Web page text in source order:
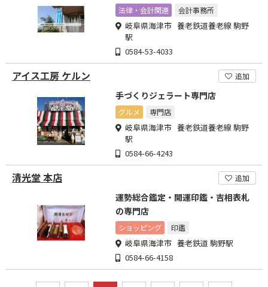
法律・会計関連 会計事務所
岐阜県海津市 養老鉄道養老線 駒野
駅
0584-53-4033
アイス工房 ケルン 追加
手づくりジェラート専門店
グルメ 専門店
岐阜県海津市 養老鉄道養老線 駒野
駅
0584-66-4243
清光堂 本店 追加
運勢総合鑑定・開運印鑑・吉相表札
の専門店
ショッピング 印鑑
岐阜県海津市 養老鉄道 駒野駅
0584-66-4158